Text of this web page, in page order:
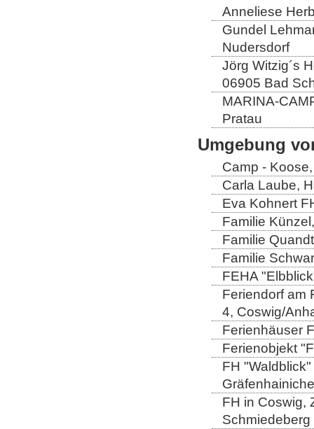
Anneliese
Gundel
Nudersdorf
Jörg Witzig´s
06905 Bad
MARINA-
Pratau
Umgebung
Camp -
Carla Laube,
Eva Kohnert
Familie
Familie
Familie
FEHA
Feriendorf am
4, Coswig/
Ferienhäuser
Ferienobjekt
FH
FH in Coswig,
Schmiedeberg